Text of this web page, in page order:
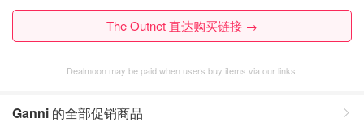
The Outnet 直达购买链接 →
Dealmoon may be paid when users buy items via our links.
Ganni 的全部促销商品